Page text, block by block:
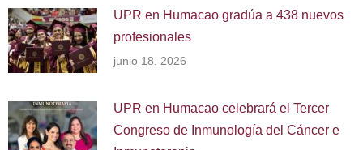
UPR en Humacao gradúa a 438 nuevos
profesionales
junio 18, 2026
UPR en Humacao celebrará el Tercer
Congreso de Inmunología del Cáncer e